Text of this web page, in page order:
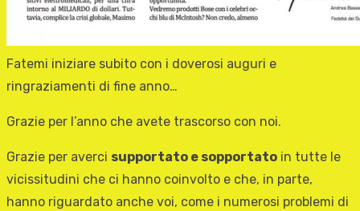
Fatemi iniziare subito con i doverosi auguri e
ringraziamenti di fine anno…
Grazie per l’anno che avete trascorso con noi.
Grazie per averci supportato e sopportato in tutte le
vicissitudini che ci hanno coinvolto e che, in parte,
hanno riguardato anche voi, come i numerosi problemi di